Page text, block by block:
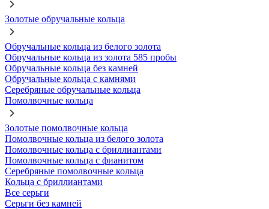
Золотые обручальные кольца
Обручальные кольца из белого золота
Обручальные кольца из золота 585 пробы
Обручальные кольца без камней
Обручальные кольца с камнями
Серебряные обручальные кольца
Помолвочные кольца
Золотые помолвочные кольца
Помолвочные кольца из белого золота
Помолвочные кольца с бриллиантами
Помолвочные кольца с фианитом
Серебряные помолвочные кольца
Кольца с бриллиантами
Все серьги
Серьги без камней